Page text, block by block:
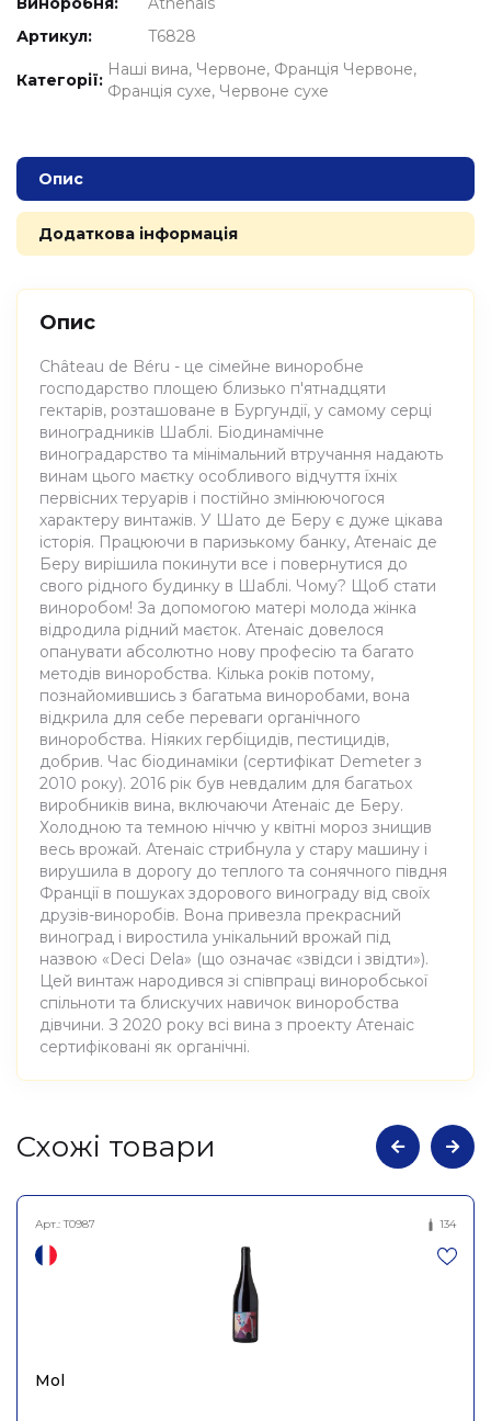
Артикул:
T6828
Категорії:
Наші вина Червоне Франція Червоне
Франція сухе Червоне сухе
Опис
Додаткова інформація
Опис
Château de Béru - це сімейне виноробне
господарство площею близько п'ятнадцяти
гектарів, розташоване в Бургундії, у самому серці
виноградників Шаблі. Біодинамічне
виноградарство та мінімальний втручання надають
винам цього маєтку особливого відчуття їхніх
первісних теруарів і постійно змінюючогося
характеру винтажів. У Шато де Беру є дуже цікава
історія. Працюючи в паризькому банку, Атенаіс де
Беру вирішила покинути все і повернутися до
свого рідного будинку в Шаблі. Чому? Щоб стати
виноробом! За допомогою матері молода жінка
відродила рідний маєток. Атенаіс довелося
опанувати абсолютно нову професію та багато
методів виноробства. Кілька років потому,
познайомившись з багатьма виноробами, вона
відкрила для себе переваги органічного
виноробства. Ніяких гербіцидів, пестицидів,
добрив. Час біодинаміки (сертифікат Demeter з
2010 року). 2016 рік був невдалим для багатьох
виробників вина, включаючи Атенаіс де Беру.
Холодною та темною ніччю у квітні мороз знищив
весь врожай. Атенаіс стрибнула у стару машину і
вирушила в дорогу до теплого та сонячного півдня
Франції в пошуках здорового винограду від своїх
друзів-виноробів. Вона привезла прекрасний
виноград і виростила унікальний врожай під
назвою «Deci Dela» (що означає «звідси і звідти»).
Цей винтаж народився зі співпраці виноробської
спільноти та блискучих навичок виноробства
дівчини. З 2020 року всі вина з проекту Атенаіс
сертифіковані як органічні.
Атрибути
Вино виноградне
натуральне сухе червоне
Амальгаме 2021, Athenaïs
750мл
Cхожі товари
Арт.:T0987 134
Mol